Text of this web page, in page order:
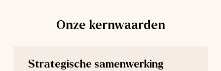
Onze kernwaarden
Strategische samenwerking